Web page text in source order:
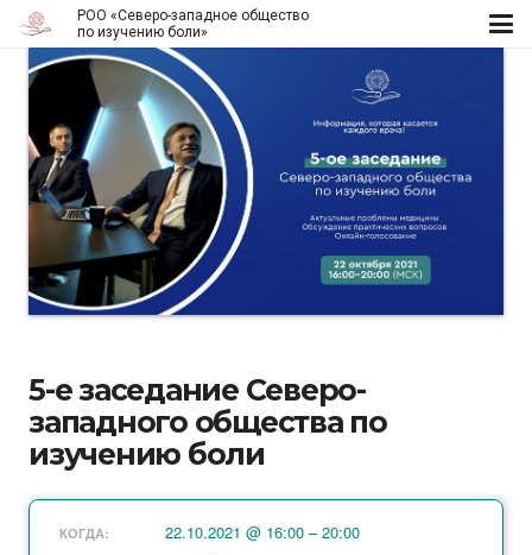
РОО «Северо-западное общество
по изучению боли»
5-е заседание Северо-
западного общества по
изучению боли
КОГДА: 22.10.2021 @ 16:00 – 20:00